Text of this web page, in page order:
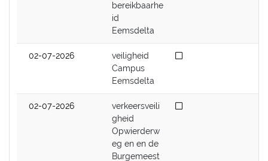
bereikbaarhe
id
Eemsdelta
02-07-2026
veiligheid
Campus
Eemsdelta
Niet afgedaan
02-07-2026
verkeersveili
gheid
Opwierderw
eg en en de
Burgemeest
Niet afgedaan